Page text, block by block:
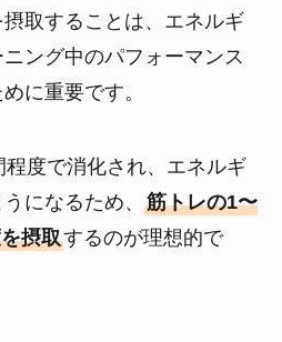
取することは、エネルギ
ング中のパフォーマンス
に重要です。
度で消化され、エネルギ
になるため、 筋トレの1〜
摂取するのが理想的で